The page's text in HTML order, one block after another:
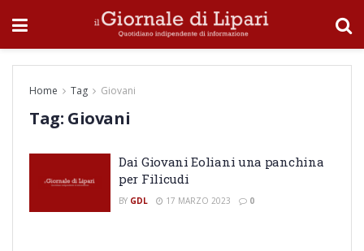
Home Tag Giovani
Tag: Giovani
Dai Giovani Eoliani una panchina
per Filicudi
BY GDL 17 MARZO 2023 0